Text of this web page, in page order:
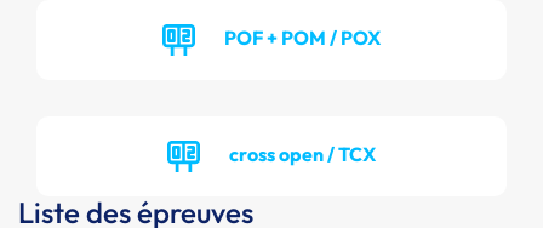
POF + POM / POX
cross open / TCX
Liste des épreuves